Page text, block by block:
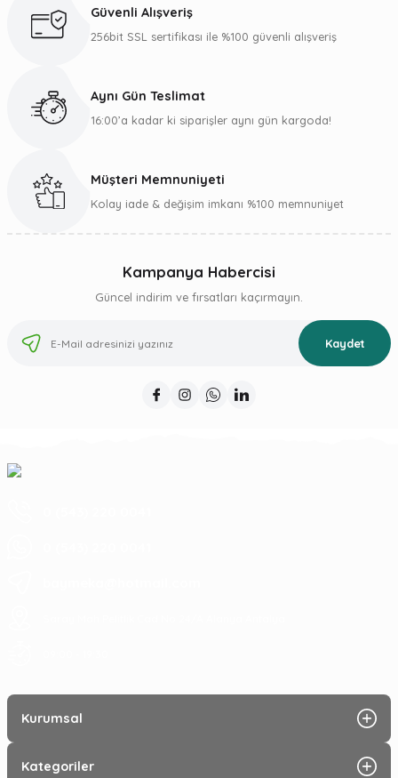
Ürün bilgilerinde hatalar bulunuyor.
Gönder
Güvenli Alışveriş
256bit SSL sertifikası ile %100 güvenli alışveriş
Aynı Gün Teslimat
16:00’a kadar ki siparişler aynı gün kargoda!
Müşteri Memnuniyeti
Kolay iade & değişim imkanı %100 memnuniyet
Kampanya Habercisi
Güncel indirim ve fırsatları kaçırmayın.
Kaydet
Kurumsal
Kategoriler